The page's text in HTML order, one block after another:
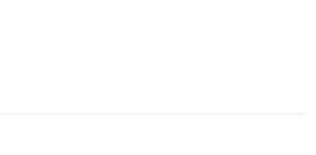
NBLL-WOCHENENDE